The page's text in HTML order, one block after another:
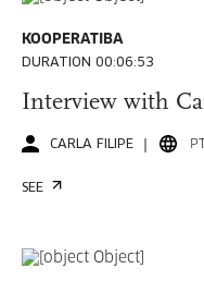
KOOPERATIBA
DURATION 00:06:53
Interview with
CARLA FILIPE PT
SEE